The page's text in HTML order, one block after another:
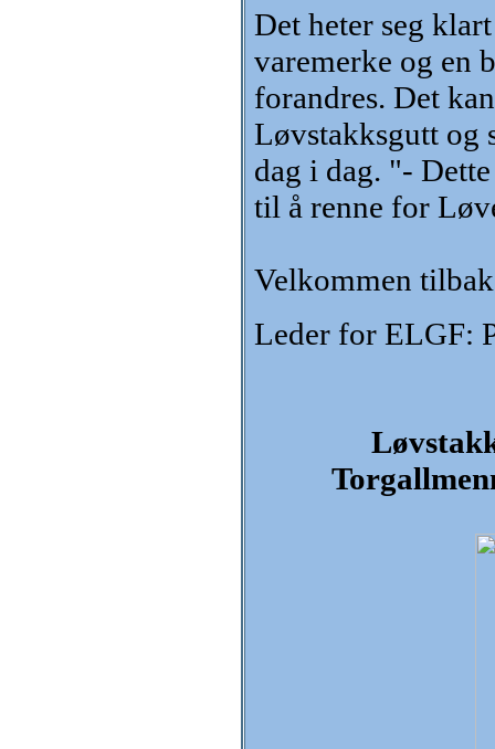
Det heter seg
varemerke og en
forandres. Det
Løvstakksgutt og
dag i dag. "-
til å renne for
Velkommen
Leder for ELGF: